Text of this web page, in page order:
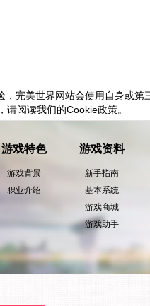
，完美世界网站会使用自身或第
请阅读我们的Cookie政策。
游戏特色
游戏背景
职业介绍
游戏资料
新手指南
基本系统
游戏商城
游戏助手